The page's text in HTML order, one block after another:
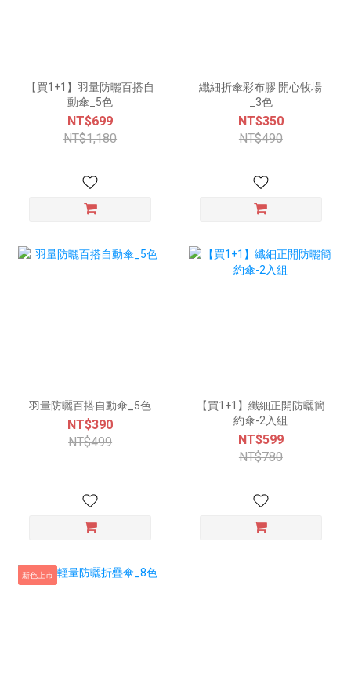
【買1+1】羽量防曬百搭自
動傘_5色
NT$699
NT$1,180
纖細折傘彩布膠 開心牧場
_3色
NT$350
NT$490
羽量防曬百搭自動傘_5色
NT$390
NT$499
【買1+1】纖細正開防曬簡
約傘-2入組
NT$599
NT$780
新色上市